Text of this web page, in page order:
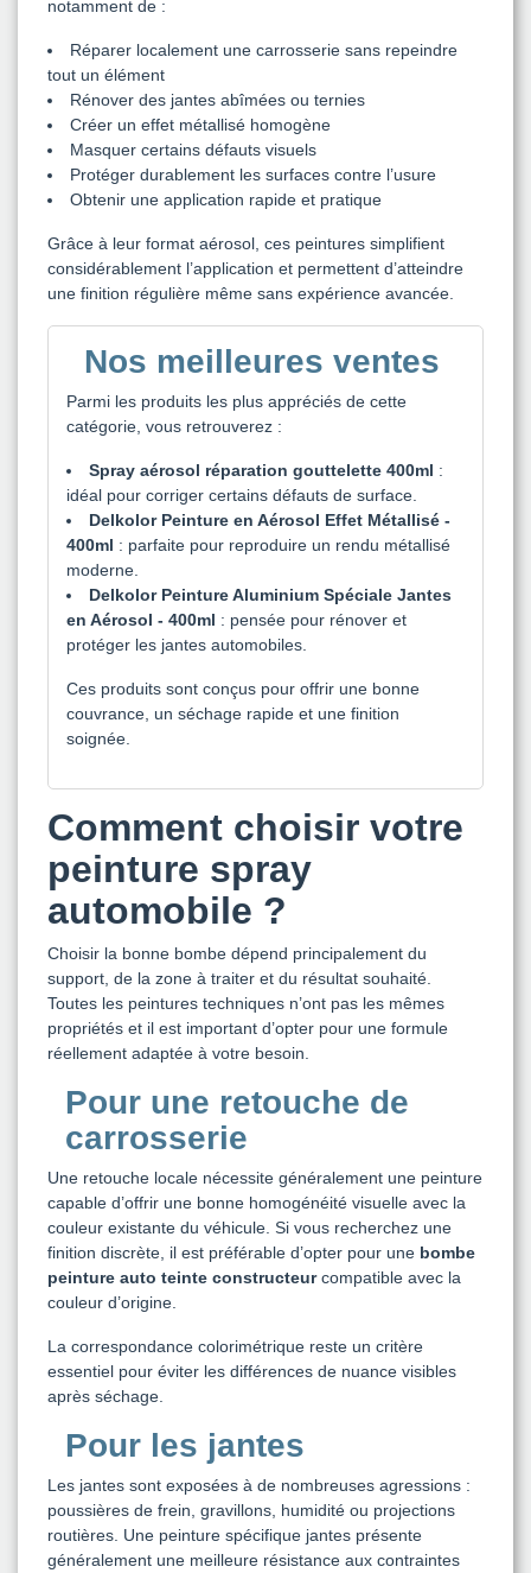
notamment de :
Réparer localement une carrosserie sans repeindre
tout un élément
Rénover des jantes abîmées ou ternies
Créer un effet métallisé homogène
Masquer certains défauts visuels
Protéger durablement les surfaces contre l’usure
Obtenir une application rapide et pratique
Grâce à leur format aérosol, ces peintures simplifient
considérablement l’application et permettent d’atteindre
une finition régulière même sans expérience avancée.
Nos meilleures ventes
Parmi les produits les plus appréciés de cette
catégorie, vous retrouverez :
Spray aérosol réparation gouttelette 400ml :
idéal pour corriger certains défauts de surface.
Delkolor Peinture en Aérosol Effet Métallisé -
400ml : parfaite pour reproduire un rendu métallisé
moderne.
Delkolor Peinture Aluminium Spéciale Jantes
en Aérosol - 400ml : pensée pour rénover et
protéger les jantes automobiles.
Ces produits sont conçus pour offrir une bonne
couvrance, un séchage rapide et une finition
soignée.
Comment choisir votre
peinture spray
automobile ?
Choisir la bonne bombe dépend principalement du
support, de la zone à traiter et du résultat souhaité.
Toutes les peintures techniques n’ont pas les mêmes
propriétés et il est important d’opter pour une formule
réellement adaptée à votre besoin.
Pour une retouche de
carrosserie
Une retouche locale nécessite généralement une peinture
capable d’offrir une bonne homogénéité visuelle avec la
couleur existante du véhicule. Si vous recherchez une
finition discrète, il est préférable d’opter pour une bombe
peinture auto teinte constructeurcompatible avec la
couleur d’origine.
La correspondance colorimétrique reste un critère
essentiel pour éviter les différences de nuance visibles
après séchage.
Pour les jantes
Les jantes sont exposées à de nombreuses agressions :
poussières de frein, gravillons, humidité ou projections
routières. Une peinture spécifique jantes présente
généralement une meilleure résistance aux contraintes